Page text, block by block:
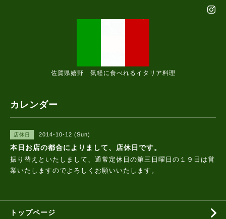
佐賀県嬉野 気軽に食べれるイタリア料理
カレンダー
店休日 2014-10-12 (Sun)
本日お店の都合によりまして、店休日です。
振り替えといたしまして、通常定休日の第三日曜日の１９日は営
業いたしますのでよろしくお願いいたします。
トップページ